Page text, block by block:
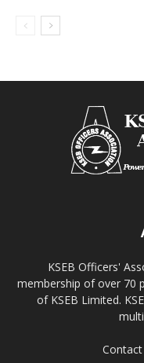
KSEB Officers'
membership of over 70
of KSEB Limited.
Contact